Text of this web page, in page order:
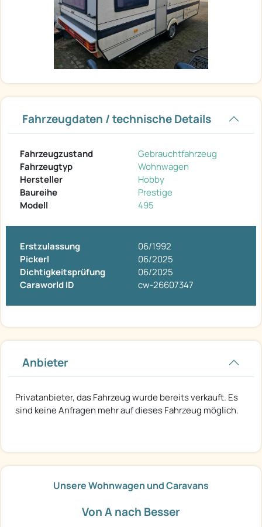
Fahrzeugdaten / technische Details
Fahrzeugzustand
Gebrauchtfahrzeug
Fahrzeugtyp
Wohnwagen
Hersteller
Hobby
Baureihe
Prestige
Modell
495
Erstzulassung
06/1992
Pickerl
06/2025
Dichtigkeitsprüfung
06/2025
Caraworld ID
cw-26607347
Anbieter
Privatanbieter, das Fahrzeug wurde bereits verkauft. Es
sind keine Anfragen mehr auf dieses Fahrzeug möglich.
Unsere Wohnwagen und Caravans
Von A nach Besser